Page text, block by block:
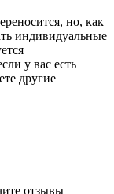
но, как
индивидуальные
у вас есть
другие
отзывы